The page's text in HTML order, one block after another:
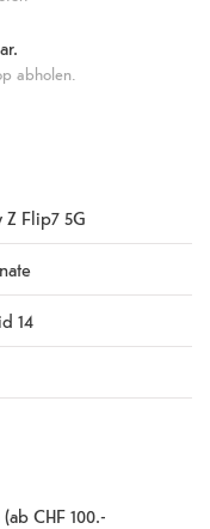
abholen.
Z Flip7 5G
14
CHF 100.-